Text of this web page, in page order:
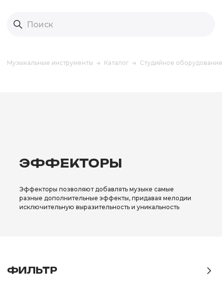
Музыкальные инструменты Каталог Студийное оборудование
ЭФФЕКТОРЫ
Эффекторы позволяют добавлять музыке самые
разные дополнительные эффекты, придавая мелодии
исключительную выразительность и уникальность
ФИЛЬТР